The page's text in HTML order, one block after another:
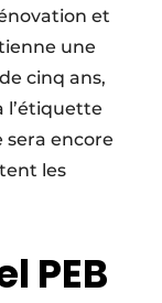
et
une
cinq ans,
l’étiquette
sera encore
les
PEB